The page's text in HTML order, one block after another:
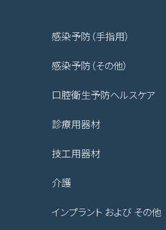
感染予防（手指用）
感染予防（その他）
口腔衛生予防ヘルスケア
診療用器材
技工用器材
介護
インプラント および その他